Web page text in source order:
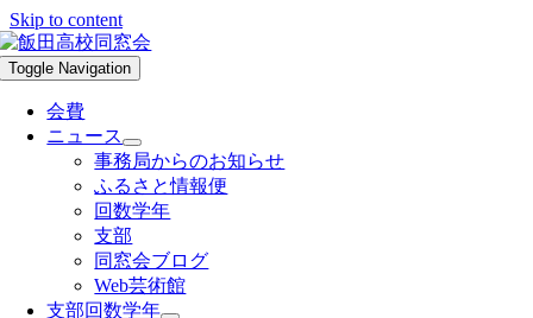
Skip to content
Toggle Navigation
会費
ニュース
事務局からのお知らせ
ふるさと情報便
回数学年
支部
同窓会ブログ
Web芸術館
支部回数学年